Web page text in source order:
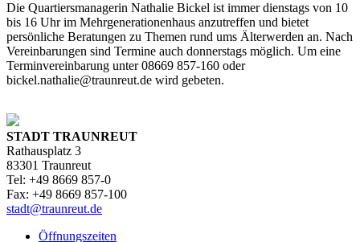
Die Quartiersmanagerin Nathalie Bickel ist immer dienstags von 10
bis 16 Uhr im Mehrgenerationenhaus anzutreffen und bietet
persönliche Beratungen zu Themen rund ums Älterwerden an. Nach
Vereinbarungen sind Termine auch donnerstags möglich. Um eine
Terminvereinbarung unter 08669 857-160 oder
bickel.nathalie@traunreut.de wird gebeten.
STADT TRAUNREUT
Rathausplatz 3
83301 Traunreut
Tel: +49 8669 857-0
Fax: +49 8669 857-100
stadt@traunreut.de
Öffnungszeiten